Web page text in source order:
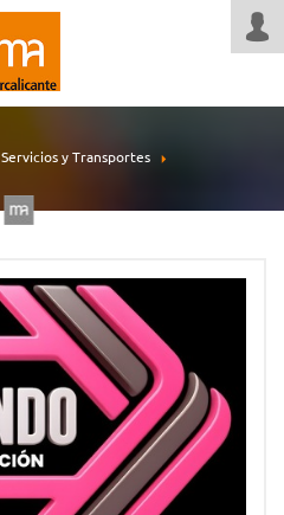
Servicios y Transportes